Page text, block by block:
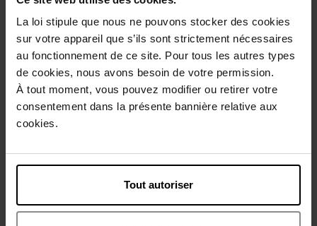
La loi stipule que nous ne pouvons stocker des cookies
sur votre appareil que s’ils sont strictement nécessaires
au fonctionnement de ce site. Pour tous les autres types
de cookies, nous avons besoin de votre permission.
À tout moment, vous pouvez modifier ou retirer votre
consentement dans la présente bannière relative aux
cookies.
Tout autoriser
Coffret
29,90 €